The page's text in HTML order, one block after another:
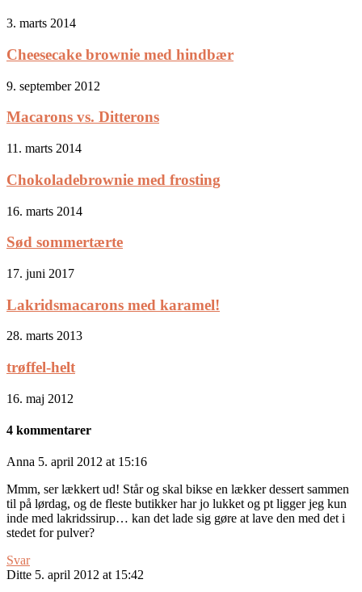
3. marts 2014
Cheesecake brownie med hindbær
9. september 2012
Macarons vs. Ditterons
11. marts 2014
Chokoladebrownie med frosting
16. marts 2014
Sød sommertærte
17. juni 2017
Lakridsmacarons med karamel!
28. marts 2013
trøffel-helt
16. maj 2012
4 kommentarer
Anna 5. april 2012 at 15:16
Mmm, ser lækkert ud! Står og skal bikse en lækker dessert sammen
til på lørdag, og de fleste butikker har jo lukket og pt ligger jeg kun
inde med lakridssirup… kan det lade sig gøre at lave den med det i
stedet for pulver?
Svar
Ditte 5. april 2012 at 15:42